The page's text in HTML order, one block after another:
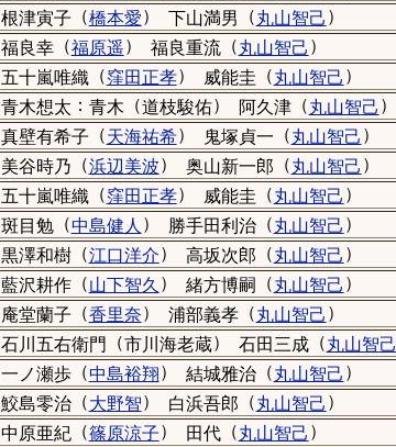
根津寅子 （橋本愛） 下山満男 （丸山智己 ）
福良幸（福原遥） 福良重流 （丸山智己 ）
五十嵐唯織 （窪田正孝） 威能圭 （丸山智己 ）
青木想太 ： 青木 （道枝駿佑） 阿久津（丸山智己 ）
真壁有希子 （天海祐希） 鬼塚貞一 （丸山智己 ）
美谷時乃 （浜辺美波） 奥山新一郎 （丸山智己 ）
五十嵐唯織 （窪田正孝） 威能圭 （丸山智己 ）
斑目勉 （中島健人 ） 勝手田利治（丸山智己 ）
黒澤和樹（江口洋介） 高坂次郎 （丸山智己 ）
藍沢耕作（山下智久 ） 緒方博嗣 （丸山智己 ）
庵堂蘭子 （香里奈） 浦部義孝（丸山智己 ）
石川五右衛門 （市川海老蔵） 石田三成（丸山智己
一ノ瀬歩（中島裕翔） 結城雅治（丸山智己 ）
鮫島零治（大野智） 白浜吾郎 （丸山智己 ）
中原亜紀 （篠原涼子） 田代 （丸山智己 ）